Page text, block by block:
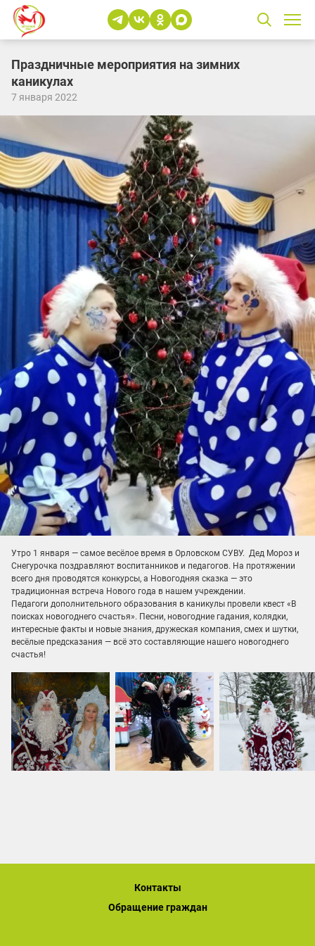
Праздничные мероприятия на зимних
каникулах
7 января 2022
Утро 1 января — самое весёлое время в Орловском СУВУ. Дед Мороз и
Снегурочка поздравляют воспитанников и педагогов. На протяжении
всего дня проводятся конкурсы, а Новогодняя сказка — это
традиционная встреча Нового года в нашем учреждении.
Педагоги дополнительного образования в каникулы провели квест «В
поисках новогоднего счастья». Песни, новогодние гадания, колядки,
интересные факты и новые знания, дружеская компания, смех и шутки,
весёлые предсказания — всё это составляющие нашего новогоднего
счастья!
Контакты
Обращение граждан